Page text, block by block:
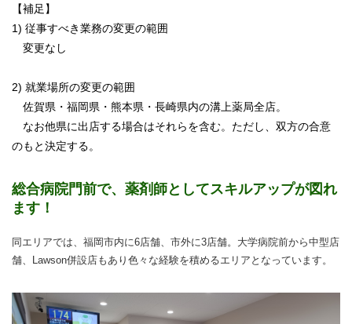
【補足】
1) 従事すべき業務の変更の範囲
変更なし
2) 就業場所の変更の範囲
佐賀県・福岡県・熊本県・長崎県内の溝上薬局全店。
なお他県に出店する場合はそれらを含む。ただし、双方の合意
のもと決定する。
総合病院門前で、薬剤師としてスキルアップが図れ
ます！
同エリアでは、福岡市内に6店舗、市外に3店舗。大学病院前から中型店
舗、Lawson併設店もあり色々な経験を積めるエリアとなっています。